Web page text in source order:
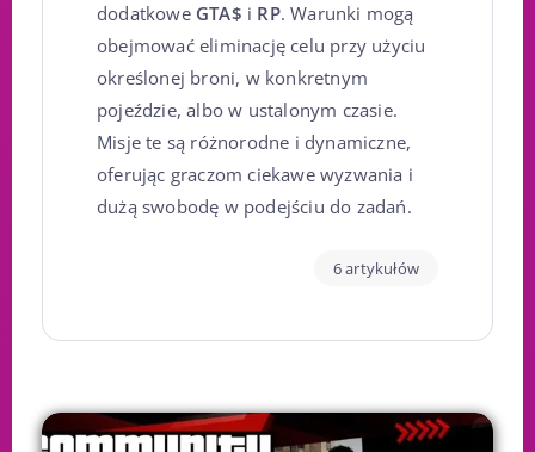
dodatkowe GTA$ i RP. Warunki mogą
obejmować eliminację celu przy użyciu
określonej broni, w konkretnym
pojeździe, albo w ustalonym czasie.
Misje te są różnorodne i dynamiczne,
oferując graczom ciekawe wyzwania i
dużą swobodę w podejściu do zadań.
6 artykułów